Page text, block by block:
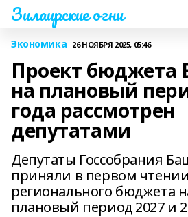
Зилаирские огни
Экономика 26 НОЯБРЯ 2025, 05:46
Проект бюджета
на плановый
года рассмотрен
депутатами
Депутаты Госсобрания
приняли в первом
регионального бюджета
плановый период 2027 и